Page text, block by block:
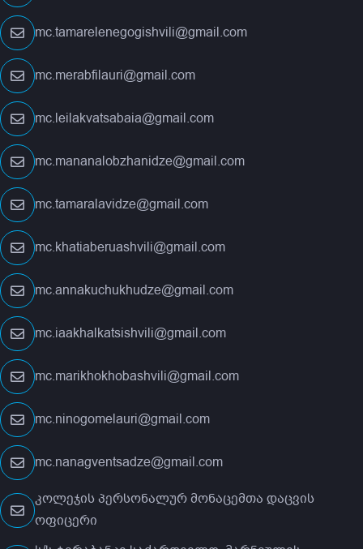
mc.tamarelenegogishvili@gmail.com
mc.merabfilauri@gmail.com
mc.leilakvatsabaia@gmail.com
mc.mananalobzhanidze@gmail.com
mc.tamaralavidze@gmail.com
mc.khatiaberuashvili@gmail.com
mc.annakuchukhudze@gmail.com
mc.iaakhalkatsishvili@gmail.com
mc.marikhokhobashvili@gmail.com
mc.ninogomelauri@gmail.com
mc.nanagventsadze@gmail.com
კოლეჯის პერსონალურ მონაცემთა დაცვის
ოფიცერი